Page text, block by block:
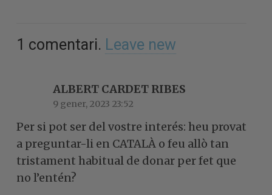
1 comentari. Leave new
ALBERT CARDET RIBES
9 gener, 2023 23:52
Per si pot ser del vostre interés: heu provat
a preguntar-li en CATALÀ o feu allò tan
tristament habitual de donar per fet que
no l’entén?